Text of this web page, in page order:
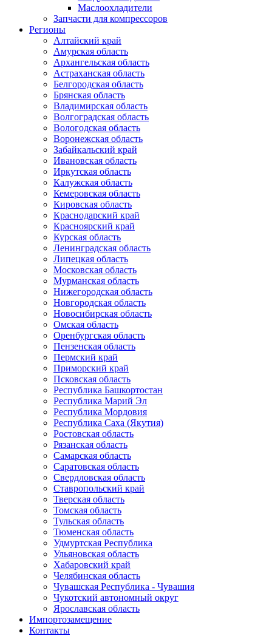
Маслоохладители
Запчасти для компрессоров
Регионы
Алтайский край
Амурская область
Архангельская область
Астраханская область
Белгородская область
Брянская область
Владимирская область
Волгоградская область
Вологодская область
Воронежская область
Забайкальский край
Ивановская область
Иркутская область
Калужская область
Кемеровская область
Кировская область
Краснодарский край
Красноярский край
Курская область
Ленинградская область
Липецкая область
Московская область
Мурманская область
Нижегородская область
Новгородская область
Новосибирская область
Омская область
Оренбургская область
Пензенская область
Пермский край
Приморский край
Псковская область
Республика Башкортостан
Республика Марий Эл
Республика Мордовия
Республика Саха (Якутия)
Ростовская область
Рязанская область
Самарская область
Саратовская область
Свердловская область
Ставропольский край
Тверская область
Томская область
Тульская область
Тюменская область
Удмуртская Республика
Ульяновская область
Хабаровский край
Челябинская область
Чувашская Республика - Чувашия
Чукотский автономный округ
Ярославская область
Импортозамещение
Контакты